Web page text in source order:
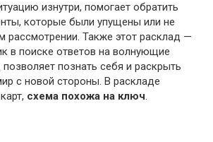
изнутри, помогает обратить
которые были упущены или не
рассмотрении. Также этот расклад —
в поиске ответов на волнующие
познать себя и раскрыть
с новой стороны. В раскладе
схема похожа на ключ.